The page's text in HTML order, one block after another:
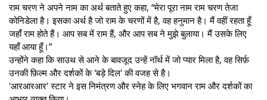
राम चरण ने अपने नाम का अर्थ बताते हुए कहा, “मेरा पूरा नाम राम चरण तेजा
कोनिडेला है। इसका अर्थ है जो राम के चरणों में है, वह हनुमान है। मैं वहीं रहता हूँ
जहाँ राम होते हैं। आप सब में राम हैं, और आप सब ने मुझे बुलाया। मैं उसके लिए
यहाँ आया हूँ।”
उन्होंने कहा कि साउथ से आने के बावजूद उन्हें नॉर्थ में जो प्यार मिला है, वह सिर्फ़
उनकी फ़िल्म और दर्शकों के 'बड़े दिल' की वजह से है।
'आरआरआर' स्टार ने इस निमंत्रण और स्नेह के लिए भगवान राम और दर्शकों का